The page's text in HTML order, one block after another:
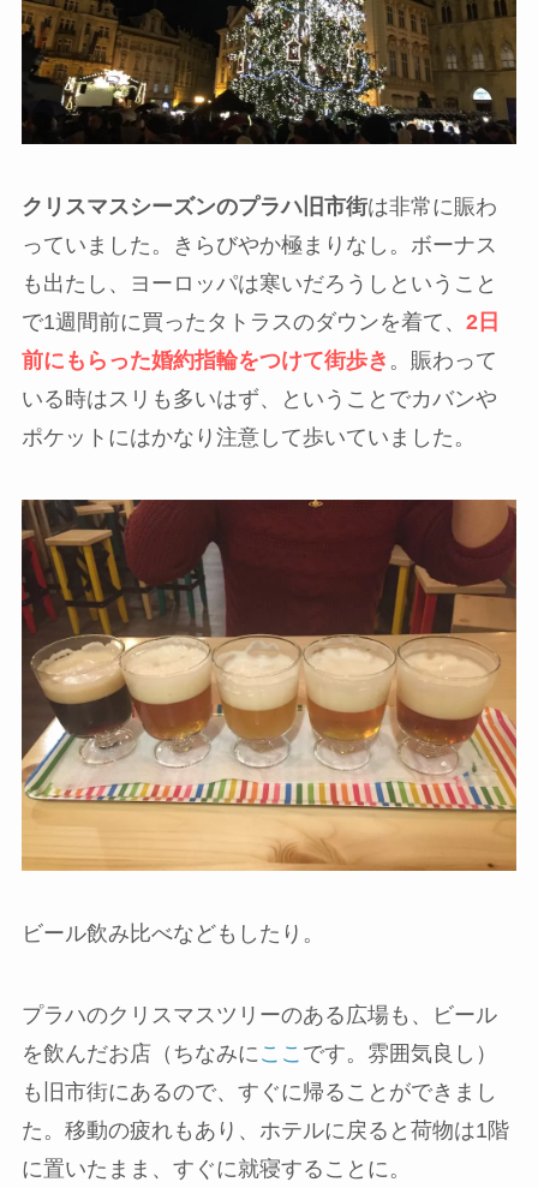
クリスマスシーズンのプラハ旧市街は非常に賑わ
っていました。きらびやか極まりなし。ボーナス
も出たし、ヨーロッパは寒いだろうしということ
で1週間前に買ったタトラスのダウンを着て、 2日
前にもらった婚約指輪をつけて街歩き 。賑わって
いる時はスリも多いはず、ということでカバンや
ポケットにはかなり注意して歩いていました。
ビール飲み比べなどもしたり。
プラハのクリスマスツリーのある広場も、ビール
を飲んだお店（ちなみに ここ です。雰囲気良し）
も旧市街にあるので、すぐに帰ることができまし
た。移動の疲れもあり、ホテルに戻ると荷物は1階
に置いたまま、すぐに就寝することに。